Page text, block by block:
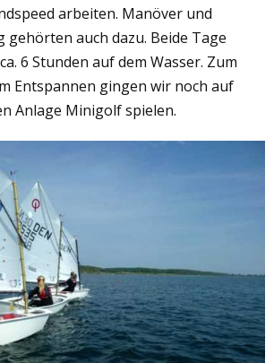
arbeiten. Manöver und
auch dazu. Beide Tage
6 Stunden auf dem Wasser. Zum
Entspannen gingen wir noch auf
Anlage Minigolf spielen.